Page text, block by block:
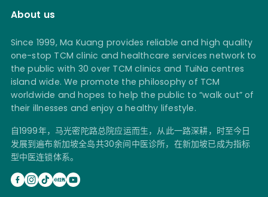
About us
Since 1999, Ma Kuang provides reliable and high quality
one-stop TCM clinic and healthcare services network to
the public with 30 over TCM clinics and TuiNa centres
island wide. We promote the philosophy of TCM
worldwide and hopes to help the public to “walk out” of
their illnesses and enjoy a healthy lifestyle.
自1999年，马光密陀路总院应运而生，从此一路深耕，时至今日
发展到遍布新加坡全岛共30余间中医诊所，在新加坡已成为指标
型中医连锁体系。